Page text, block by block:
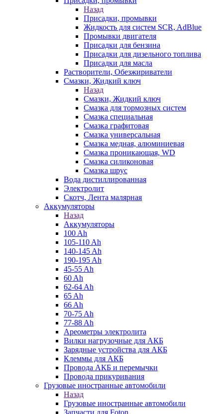
Назад
Присадки, промывки
Жидкость для систем SCR, AdBlue
Промывки двигателя
Присадки для бензина
Присадки для дизельного топлива
Присадки для масла
Растворители, Обезжириватели
Смазки, Жидкий ключ
Назад
Смазки, Жидкий ключ
Смазка для тормозных систем
Смазка специальная
Смазка графитовая
Смазка универсальная
Смазка медная, алюминиевая
Смазка проникающая, WD
Смазка силиконовая
Смазка шрус
Вода дистиллированная
Электролит
Скотч, Лента малярная
Аккумуляторы
Назад
Аккумуляторы
100 Ah
105-110 Ah
140-145 Ah
190-195 Ah
45-55 Ah
60 Ah
62-64 Ah
65 Ah
66 Ah
70-75 Ah
77-88 Ah
Ареометры электролита
Вилки нагрузочные для АКБ
Зарядные устройства для АКБ
Клеммы для АКБ
Провода АКБ и перемычки
Провода прикуривания
Грузовые иностранные автомобили
Назад
Грузовые иностранные автомобили
Запчасти для Foton